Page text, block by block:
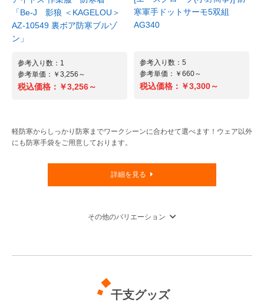
「Be-J 影狼 ＜KAGELOU＞
AZ-10549 裏ボア防寒ブルゾ
ン」
参考入り数：1
参考単価：￥3,256～
税込価格： ￥3,256～
寒軍手ドットサーモ5双組
AG340
参考入り数：5
参考単価：￥660～
税込価格： ￥3,300～
軽防寒からしっかり防寒までワークシーンに合わせて選べます！ウェア以外
にも防寒手袋をご用意しております。
詳細を見る
その他のバリエーション
干支グッズ